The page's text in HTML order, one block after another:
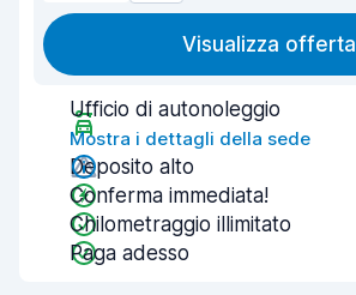
Visualizza offerta
Ufficio di autonoleggio
Mostra i dettagli della sede
Deposito alto
Conferma immediata!
Chilometraggio illimitato
Paga adesso